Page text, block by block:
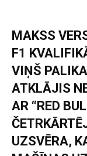
MAKSS
F1
VIŅŠ
ATKLĀJIS
AR “RED
UZSVĒRA,